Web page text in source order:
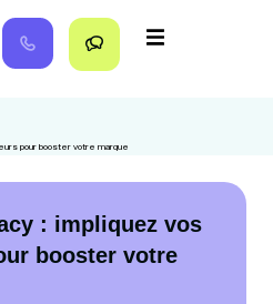
pour booster votre marque
: impliquez vos
booster votre